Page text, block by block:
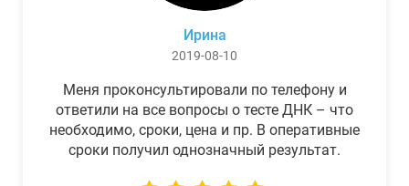
Ирина
2019-08-10
Меня проконсультировали по телефону и
ответили на все вопросы о тесте ДНК – что
необходимо, сроки, цена и пр. В оперативные
сроки получил однозначный результат.